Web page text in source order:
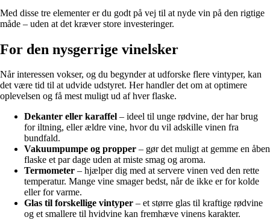
Med disse tre elementer er du godt på vej til at nyde vin på den rigtige
måde – uden at det kræver store investeringer.
For den nysgerrige vinelsker
Når interessen vokser, og du begynder at udforske flere vintyper, kan
det være tid til at udvide udstyret. Her handler det om at optimere
oplevelsen og få mest muligt ud af hver flaske.
Dekanter eller karaffel – ideel til unge rødvine, der har brug
for iltning, eller ældre vine, hvor du vil adskille vinen fra
bundfald.
Vakuumpumpe og propper – gør det muligt at gemme en åben
flaske et par dage uden at miste smag og aroma.
Termometer – hjælper dig med at servere vinen ved den rette
temperatur. Mange vine smager bedst, når de ikke er for kolde
eller for varme.
Glas til forskellige vintyper – et større glas til kraftige rødvine
og et smallere til hvidvine kan fremhæve vinens karakter.